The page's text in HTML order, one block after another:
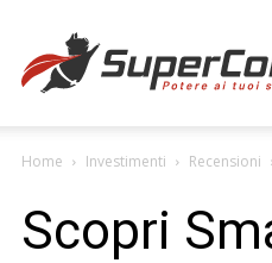
Home Investimenti Recensioni
Scopri